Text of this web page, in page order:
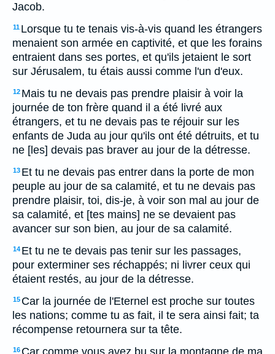
Jacob.
11 Lorsque tu te tenais vis-à-vis quand les étrangers
menaient son armée en captivité, et que les forains
entraient dans ses portes, et qu'ils jetaient le sort
sur Jérusalem, tu étais aussi comme l'un d'eux.
12 Mais tu ne devais pas prendre plaisir à voir la
journée de ton frère quand il a été livré aux
étrangers, et tu ne devais pas te réjouir sur les
enfants de Juda au jour qu'ils ont été détruits, et tu
ne [les] devais pas braver au jour de la détresse.
13 Et tu ne devais pas entrer dans la porte de mon
peuple au jour de sa calamité, et tu ne devais pas
prendre plaisir, toi, dis-je, à voir son mal au jour de
sa calamité, et [tes mains] ne se devaient pas
avancer sur son bien, au jour de sa calamité.
14 Et tu ne te devais pas tenir sur les passages,
pour exterminer ses réchappés; ni livrer ceux qui
étaient restés, au jour de la détresse.
15 Car la journée de l'Eternel est proche sur toutes
les nations; comme tu as fait, il te sera ainsi fait; ta
récompense retournera sur ta tête.
16 Car comme vous avez bu sur la montagne de ma